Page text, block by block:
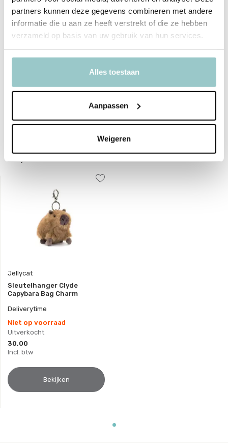
partners kunnen deze gegevens combineren met andere
informatie die u aan ze heeft verstrekt of die ze hebben
verzameld op basis van uw gebruik van hun services.
Alles toestaan
Aanpassen
Weigeren
SKU A4SCLBC
Collectie Bag Charms & Keychains
Jellycat
Sleutelhanger Clyde
Capybara Bag Charm
Deliverytime
Niet op voorraad
Uitverkocht
30,00
Incl. btw
Bekijken